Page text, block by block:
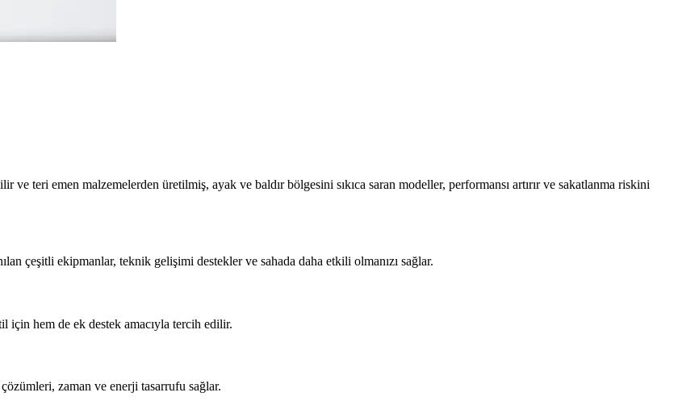
teri emen malzemelerden üretilmiş, ayak ve baldır bölgesini sıkıca saran modeller, performansı artırır ve sakatlanma riskini
çeşitli ekipmanlar, teknik gelişimi destekler ve sahada daha etkili olmanızı sağlar.
hem de ek destek amacıyla tercih edilir.
zaman ve enerji tasarrufu sağlar.